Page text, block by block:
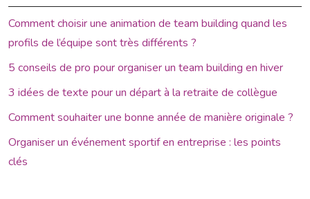
Comment choisir une animation de team building quand les
profils de l’équipe sont très différents ?
5 conseils de pro pour organiser un team building en hiver
3 idées de texte pour un départ à la retraite de collègue
Comment souhaiter une bonne année de manière originale ?
Organiser un événement sportif en entreprise : les points
clés